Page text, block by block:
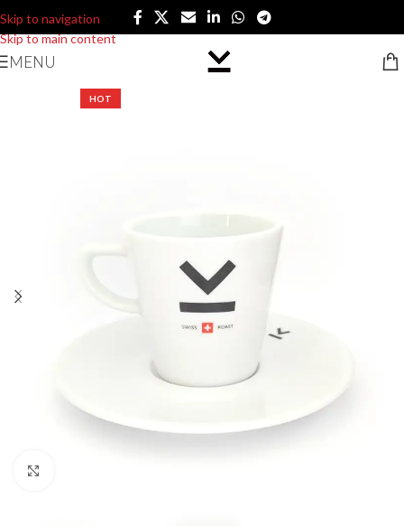
Skip to navigation
Skip to main content
MENU
HOT